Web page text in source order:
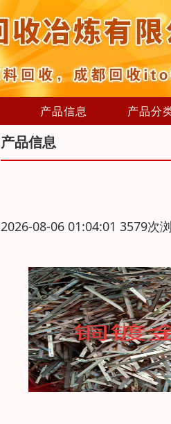
产品信息 产品分
产品信息
2026-08-06 01:04:01 3579次